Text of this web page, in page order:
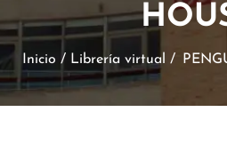
Inicio / Librería virtual /